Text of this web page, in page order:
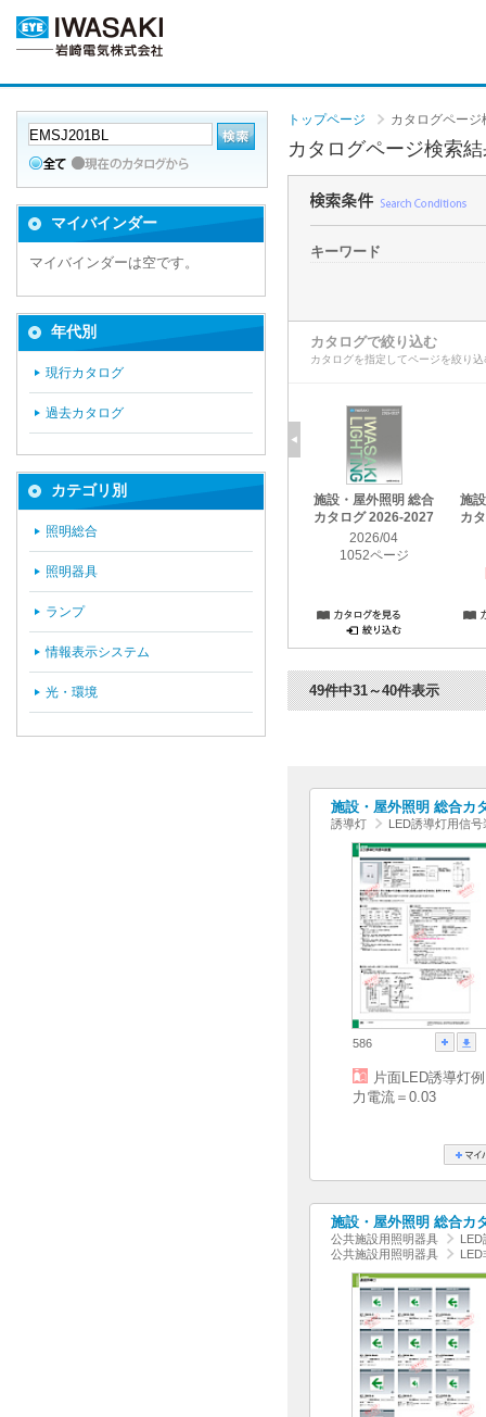
トップページ カタログページ
カタログページ検索
キーワード
カタログで絞り込む
カタログを指定してページを絞り
施設・屋外照明 総合
カタログ 2026-2027
2026/04
1052ページ
施
カ
49件中31～40件表示
施設・屋外照明 総合カ
誘導灯 LED誘導灯用信号
586
片面LED誘導灯
力電流＝0.03
施設・屋外照明 総合カ
公共施設用照明器具
LED
公共施設用照明器具
マイバインダー
マイバインダーは空です。
年代別
現行カタログ
過去カタログ
カテゴリ別
照明総合
照明器具
ランプ
情報表示システム
光・環境